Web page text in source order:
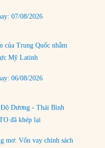
nước nhỏ sẽ luôn
07/08/2026
của Trung Quốc nhằm
Mỹ Latinh
06/08/2026
Dương - Thái Bình
đã khép lại
mơ: Vốn vay chính sách